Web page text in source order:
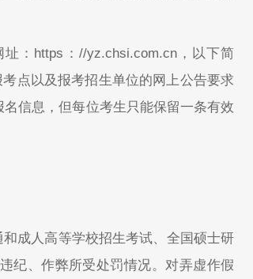
：https：//yz.chsi.com.cn，以下简
点以及报考招生单位的网上公告要求
信息，但每位考生只能保留一条有效
成人高等学校招生考试、全国硕士研
纪、作弊所受处罚情况。对弄虚作假